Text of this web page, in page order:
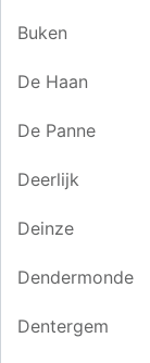
Buken
De Haan
De Panne
Deerlijk
Deinze
Dendermonde
Dentergem